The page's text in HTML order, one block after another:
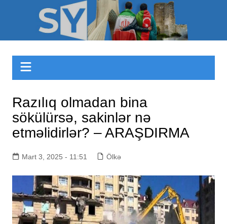
Sizinyol.org
Razılıq olmadan bina
sökülürsə, sakinlər nə
etməlidirlər? – ARAŞDIRMA
Mart 3, 2025 - 11:51 Ölkə